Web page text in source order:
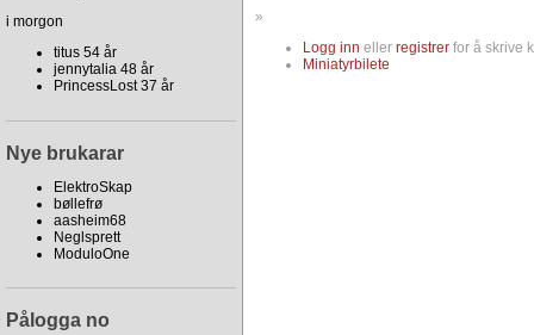
i morgon
titus 54 år
jennytalia 48 år
PrincessLost 37 år
Nye brukarar
ElektroSkap
bøllefrø
aasheim68
Neglsprett
ModuloOne
Pålogga no
»
Logg inn eller registrer for å skrive
Miniatyrbilete